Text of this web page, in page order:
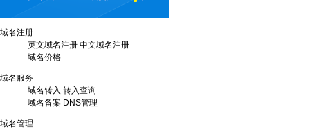
域名注册
英文域名注册 中文域名注册
域名价格
域名服务
域名转入 转入查询
域名备案 DNS管理
域名管理